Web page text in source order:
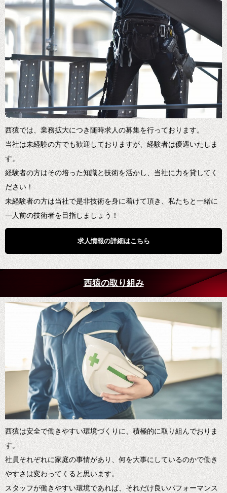
西猿では、業務拡大につき随時求人の募集を行っております。
当社は未経験の方でも歓迎しておりますが、経験者は優遇いたしま
す。
経験者の方はその培った知識と技術を活かし、当社に力を貸してく
ださい！
未経験者の方は当社で是非技術を身に着けて頂き、私たちと一緒に
一人前の技術者を目指しましょう！
求人情報の詳細はこちら
西猿の取り組み
西猿は安全で働きやすい環境づくりに、積極的に取り組んでおりま
す。
社員それぞれに家庭の事情があり、何を大事にしているのかで働き
やすさは変わってくると思います。
スタッフが働きやすい環境であれば、それだけ良いパフォーマンス